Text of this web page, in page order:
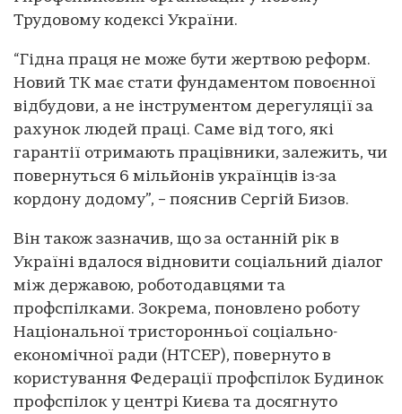
Трудовому кодексі України.
“Гідна праця не може бути жертвою реформ.
Новий ТК має стати фундаментом повоєнної
відбудови, а не інструментом дерегуляції за
рахунок людей праці. Саме від того, які
гарантії отримають працівники, залежить, чи
повернуться 6 мільйонів українців із-за
кордону додому”, – пояснив Сергій Бизов.
Він також зазначив, що за останній рік в
Україні вдалося відновити соціальний діалог
між державою, роботодавцями та
профспілками. Зокрема, поновлено роботу
Національної тристоронньої соціально-
економічної ради (НТСЕР), повернуто в
користування Федерації профспілок Будинок
профспілок у центрі Києва та досягнуто